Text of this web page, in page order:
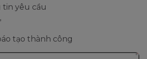
yêu cầu
tạo thành công